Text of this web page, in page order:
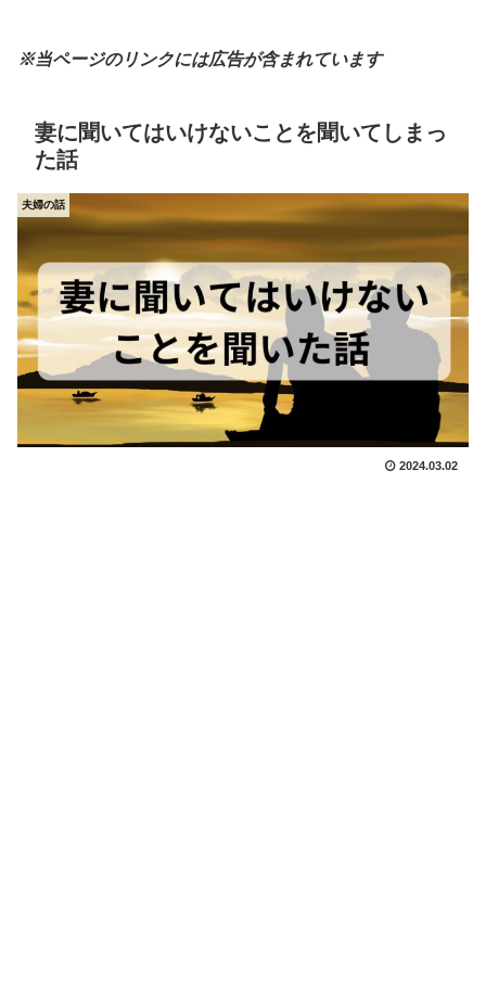
※当ページのリンクには広告が含まれています
妻に聞いてはいけないことを聞いてしまっ
た話
夫婦の話
2024.03.02